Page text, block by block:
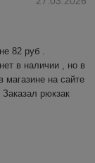
82 руб .
в наличии , но в
на сайте
рюкзак